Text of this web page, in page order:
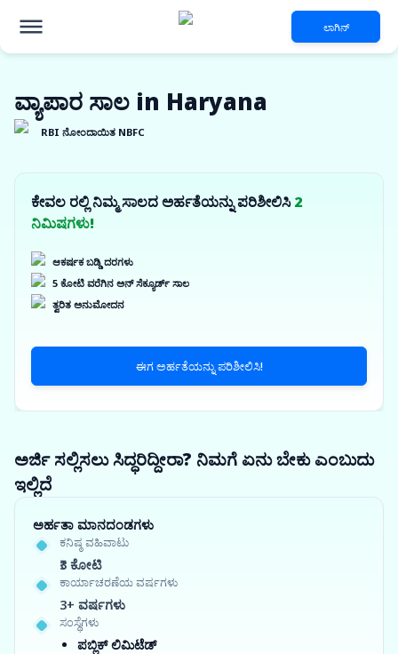
ಲಾಗಿನ್
ವ್ಯಾಪಾರ ಸಾಲ in Haryana
RBI ನೋಂದಾಯಿತ NBFC
ಕೇವಲ ರಲ್ಲಿ ನಿಮ್ಮ ಸಾಲದ ಅರ್ಹತೆಯನ್ನು ಪರಿಶೀಲಿಸಿ2
ನಿಮಿಷಗಳು!
ಆಕರ್ಷಕ ಬಡ್ಡಿ ದರಗಳು
5 ಕೋಟಿ ವರೆಗಿನ ಅನ್ ಸೆಕ್ಯೂರ್ಡ್ ಸಾಲ
ತ್ವರಿತ ಅನುಮೋದನ
ಈಗ ಅರ್ಹತೆಯನ್ನು ಪರಿಶೀಲಿಸಿ!
ಅರ್ಜಿ ಸಲ್ಲಿಸಲು ಸಿದ್ಧರಿದ್ದೀರಾ? ನಿಮಗೆ ಏನು ಬೇಕು ಎಂಬುದು
ಇಲ್ಲಿದೆ
ಅರ್ಹತಾ ಮಾನದಂಡಗಳು
ಕನಿಷ್ಠ ವಹಿವಾಟು
₹3 ಕೋಟಿ
ಕಾರ್ಯಾಚರಣೆಯ ವರ್ಷಗಳು
3+ ವರ್ಷಗಳು
ಸಂಸ್ಥೆಗಳು
ಪಬ್ಲಿಕ್ ಲಿಮಿಟೆಡ್